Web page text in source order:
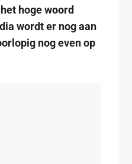
hoge woord
wordt er nog aan
nog even op